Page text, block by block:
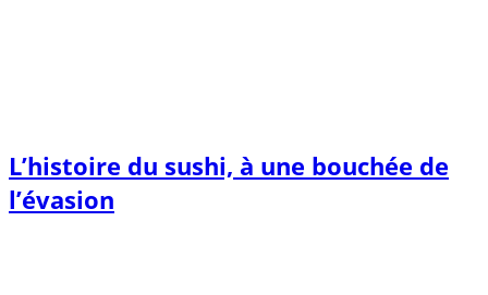
L’histoire du sushi, à une bouchée de
l’évasion